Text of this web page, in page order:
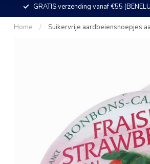
GRATIS verzending vanaf €55
Home / Suikervrije aardbeiensnoepjes